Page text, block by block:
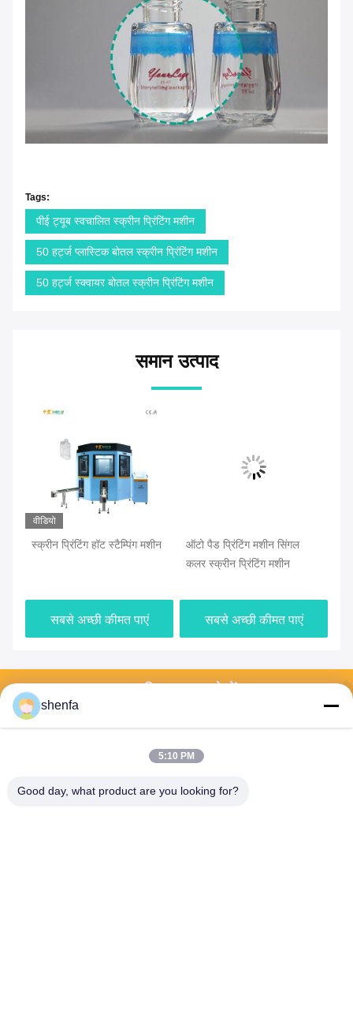
Tags:
पीई ट्यूब स्वचालित स्क्रीन प्रिंटिंग मशीन
50 हर्ट्ज प्लास्टिक बोतल स्क्रीन प्रिंटिंग मशीन
50 हर्ट्ज स्क्वायर बोतल स्क्रीन प्रिंटिंग मशीन
समान उत्पाद
वीडियो
स्क्रीन प्रिंटिंग हॉट स्टैम्पिंग मशीन
सबसे अच्छी कीमत पाएं
ऑटो पैड प्रिंटिंग मशीन सिंगल
कलर स्क्रीन प्रिंटिंग मशीन
सबसे अच्छी कीमत पाएं
जवाब देंगे।
shenfa
5:10 PM
Good day, what product are you looking for?